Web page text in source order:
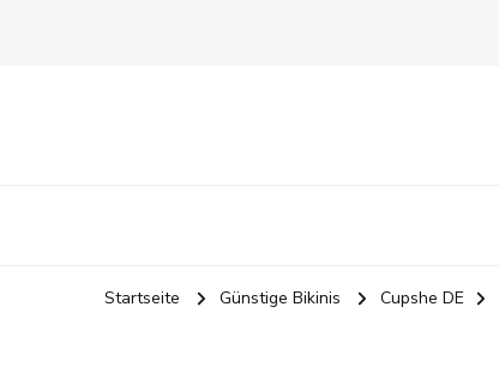
Startseite Günstige Bikinis Cupshe DE